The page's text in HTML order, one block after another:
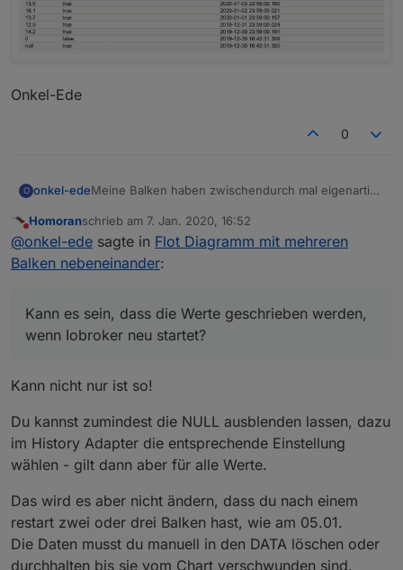
Onkel-Ede
0
O onkel-edeMeine Balken haben zwischendurch mal eigenartige
Uhr den Wert für den Verbrauch des Hauses mittels
blockly aus dem Sourceanalytics-Adapter (current
Day) in einen selbst erstellten Datenpunkt.
nicht nachvollziehen kann. Kann es sein, dass die
Werte geschrieben werden, wenn Iobroker neu
startet? Falls ja, kann ich sowas mit blockly
Datenpunkt nachträglich entfernen?
Onkel-Ede
Nicht stören
Homoranschrieb am 7. Jan. 2020, 16:52
zuletzt editiert von
@onkel-ede sagte in Flot Diagramm mit mehreren
Balken nebeneinander:
Kann es sein, dass die Werte geschrieben werden,
wenn Iobroker neu startet?
Kann nicht nur ist so!
Du kannst zumindest die NULL ausblenden lassen, dazu
im History Adapter die entsprechende Einstellung
wählen - gilt dann aber für alle Werte.
Das wird es aber nicht ändern, dass du nach einem
restart zwei oder drei Balken hast, wie am 05.01.
Die Daten musst du manuell in den DATA löschen oder
durchhalten bis sie vom Chart verschwunden sind.